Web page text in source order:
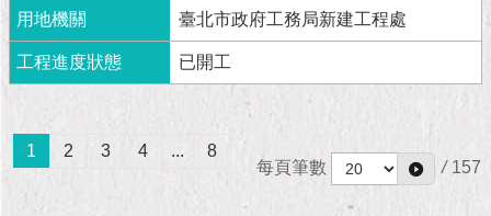
臺北市政府工務局新建工程處
已開工
1 2 3 4 ...
8
每頁筆數
/ 157